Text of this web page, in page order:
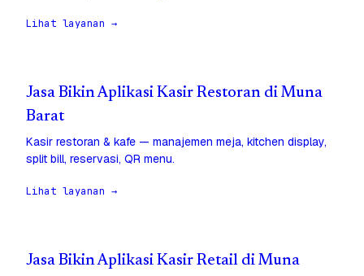
Lihat layanan →
Jasa Bikin Aplikasi Kasir Restoran di Muna
Barat
Kasir restoran & kafe — manajemen meja, kitchen display,
split bill, reservasi, QR menu.
Lihat layanan →
Jasa Bikin Aplikasi Kasir Retail di Muna